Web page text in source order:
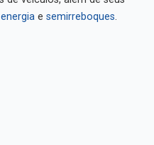
e semirreboques.